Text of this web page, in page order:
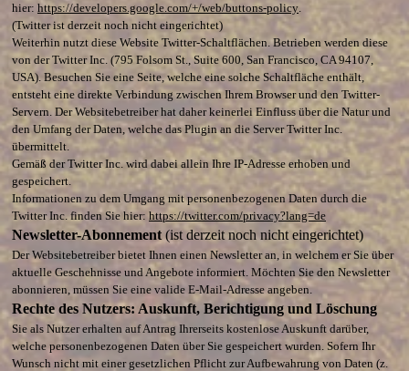
hier: https://developers.google.com/+/web/buttons-policy.
(Twitter ist derzeit noch nicht eingerichtet)
Weiterhin nutzt diese Website Twitter-Schaltflächen. Betrieben werden diese
von der Twitter Inc. (795 Folsom St., Suite 600, San Francisco, CA 94107,
USA). Besuchen Sie eine Seite, welche eine solche Schaltfläche enthält,
entsteht eine direkte Verbindung zwischen Ihrem Browser und den Twitter-
Servern. Der Websitebetreiber hat daher keinerlei Einfluss über die Natur und
den Umfang der Daten, welche das Plugin an die Server Twitter Inc.
übermittelt.
Gemäß der Twitter Inc. wird dabei allein Ihre IP-Adresse erhoben und
gespeichert.
Informationen zu dem Umgang mit personenbezogenen Daten durch die
Twitter Inc. finden Sie hier: https://twitter.com/privacy?lang=de
Newsletter-Abonnement (ist derzeit noch nicht eingerichtet)
Der Websitebetreiber bietet Ihnen einen Newsletter an, in welchem er Sie über
aktuelle Geschehnisse und Angebote informiert. Möchten Sie den Newsletter
abonnieren, müssen Sie eine valide E-Mail-Adresse angeben.
Rechte des Nutzers: Auskunft, Berichtigung und Löschung
Sie als Nutzer erhalten auf Antrag Ihrerseits kostenlose Auskunft darüber,
welche personenbezogenen Daten über Sie gespeichert wurden. Sofern Ihr
Wunsch nicht mit einer gesetzlichen Pflicht zur Aufbewahrung von Daten (z.